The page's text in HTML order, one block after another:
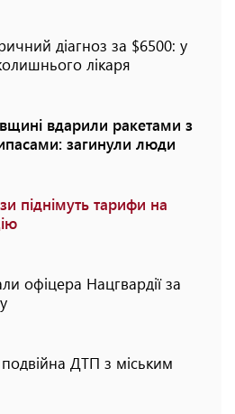
діагноз за $6500: у
лікаря
вдарили ракетами з
загинули люди
піднімуть тарифи на
офіцера Нацгвардії за
ДТП з міським